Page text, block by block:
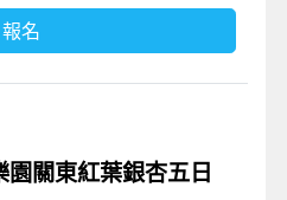
報名
關東紅葉銀杏五日